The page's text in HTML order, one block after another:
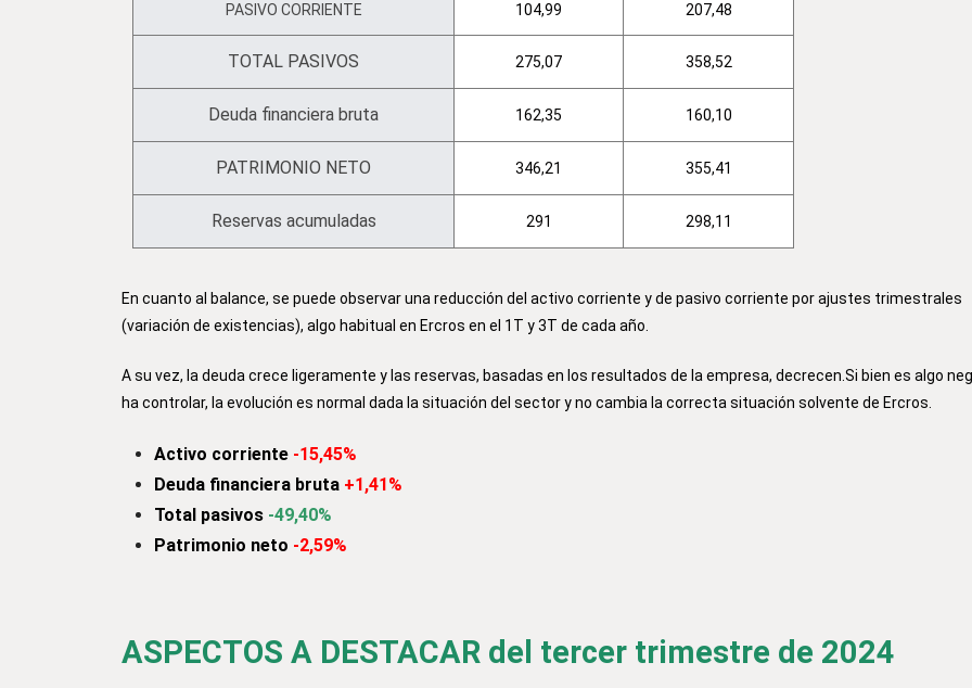
PASIVO CORRIENTE 104,99 207,48
TOTAL PASIVOS 275,07 358,52
Deuda financiera bruta 162,35 160,10
PATRIMONIO NETO 346,21 355,41
Reservas acumuladas 291 298,11
En cuanto al balance, se puede observar una reducción del activo corriente y de pasivo corriente por ajustes trimestrales
(variación de existencias), algo habitual en Ercros en el 1T y 3T de cada año.
A su vez, la deuda crece ligeramente y las reservas, basadas en los resultados de la empresa, decrecen.Si bien es algo
ha controlar, la evolución es normal dada la situación del sector y no cambia la correcta situación solvente de Ercros.
Activo corriente -15,45%
Deuda financiera bruta +1,41%
Total pasivos -49,40%
Patrimonio neto -2,59%
ASPECTOS A DESTACAR del tercer trimestre de 2024